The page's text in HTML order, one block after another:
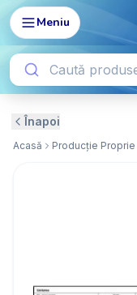
Meniu
Înapoi
Acasă Producție Proprie